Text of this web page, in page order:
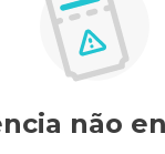
não